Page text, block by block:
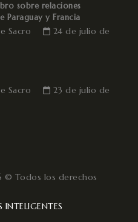
sobre relaciones
Paraguay y Francia
Sacro
24 de julio de
Sacro
23 de julio de
© Todos los derechos
INTELIGENTES